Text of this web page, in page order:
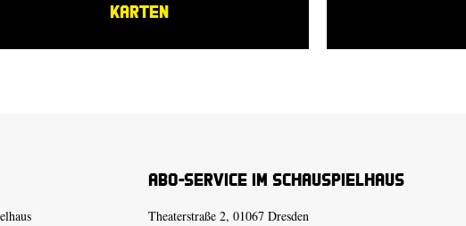
KARTEN
Abo-Service im Schauspielhaus
Theaterstraße 2, 01067 Dresden